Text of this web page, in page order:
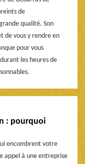
de
qualité. Son
de vous y rendre en
pour vous
les heures de
: pourquoi
encombrent votre
appel à une entreprise